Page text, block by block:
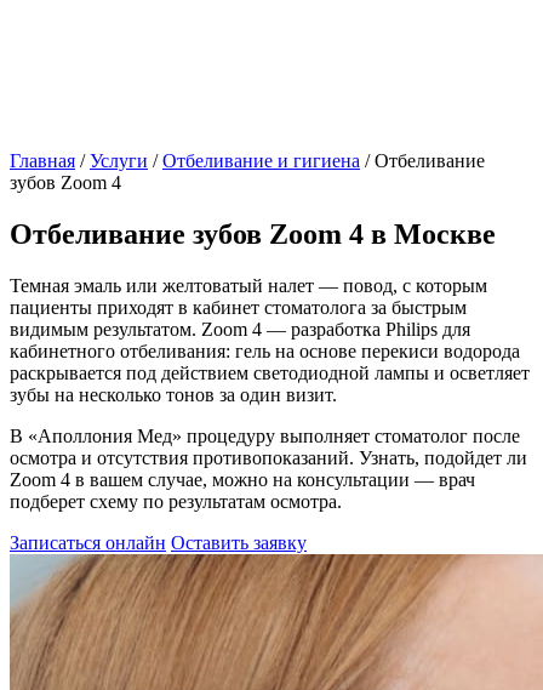
Главная /Услуги /Отбеливание и гигиена /Отбеливание
зубов Zoom 4
Отбеливание зубов Zoom 4 в Москве
Темная эмаль или желтоватый налет — повод, с которым
пациенты приходят в кабинет стоматолога за быстрым
видимым результатом. Zoom 4 — разработка Philips для
кабинетного отбеливания: гель на основе перекиси водорода
раскрывается под действием светодиодной лампы и осветляет
зубы на несколько тонов за один визит.
В «Аполлония Мед» процедуру выполняет стоматолог после
осмотра и отсутствия противопоказаний. Узнать, подойдет ли
Zoom 4 в вашем случае, можно на консультации — врач
подберет схему по результатам осмотра.
Записаться онлайн Оставить заявку